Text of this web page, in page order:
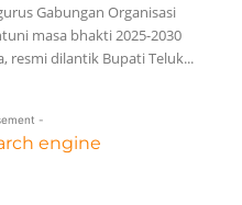
Gabungan Organisasi
masa bhakti 2025-2030
resmi dilantik Bupati Teluk...
-